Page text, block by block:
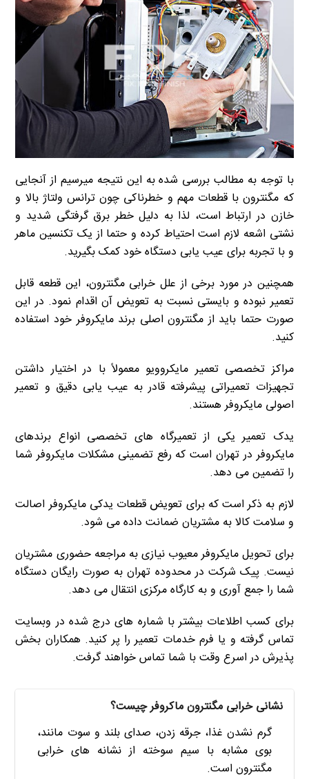
با توجه به مطالب بررسی شده به این نتیجه میرسیم از آنجایی
که مگنترون با قطعات مهم و خطرناکی چون ترانس ولتاژ بالا و
خازن در ارتباط است، لذا به دلیل خطر برق گرفتگی شدید و
نشتی اشعه لازم است احتیاط کرده و حتما از یک تکنسین ماهر
و با تجربه برای عیب یابی دستگاه خود کمک بگیرید.
همچنین در مورد برخی از علل خرابی مگنترون، این قطعه قابل
تعمیر نبوده و بایستی نسبت به تعویض آن اقدام نمود. در این
صورت حتما باید از مگنترون اصلی برند مایکروفر خود استفاده
کنید.
مراکز تخصصی تعمیر مایکروویو معمولاً با در اختیار داشتن
تجهیزات تعمیراتی پیشرفته قادر به عیب یابی دقیق و تعمیر
اصولی مایکروفر هستند.
یدک تعمیر یکی از تعمیرگاه های تخصصی انواع برندهای
مایکروفر در تهران است که رفع تضمینی مشکلات مایکروفر شما
را تضمین می دهد.
لازم به ذکر است که برای تعویض قطعات یدکی مایکروفر اصالت
و سلامت کالا به مشتریان ضمانت داده می شود.
برای تحویل مایکروفر معیوب نیازی به مراجعه حضوری مشتریان
نیست. پیک شرکت در محدوده تهران به صورت رایگان دستگاه
شما را جمع آوری و به کارگاه مرکزی انتقال می دهد.
برای کسب اطلاعات بیشتر با شماره های درج شده در وبسایت
تماس گرفته و یا فرم خدمات تعمیر را پر کنید. همکاران بخش
پذیرش در اسرع وقت با شما تماس خواهند گرفت.
نشانی خرابی مگنترون ماکروفر چیست؟
گرم نشدن غذا، جرقه زدن، صدای بلند و سوت مانند،
بوی مشابه با سیم سوخته از نشانه های خرابی
مگنترون است.